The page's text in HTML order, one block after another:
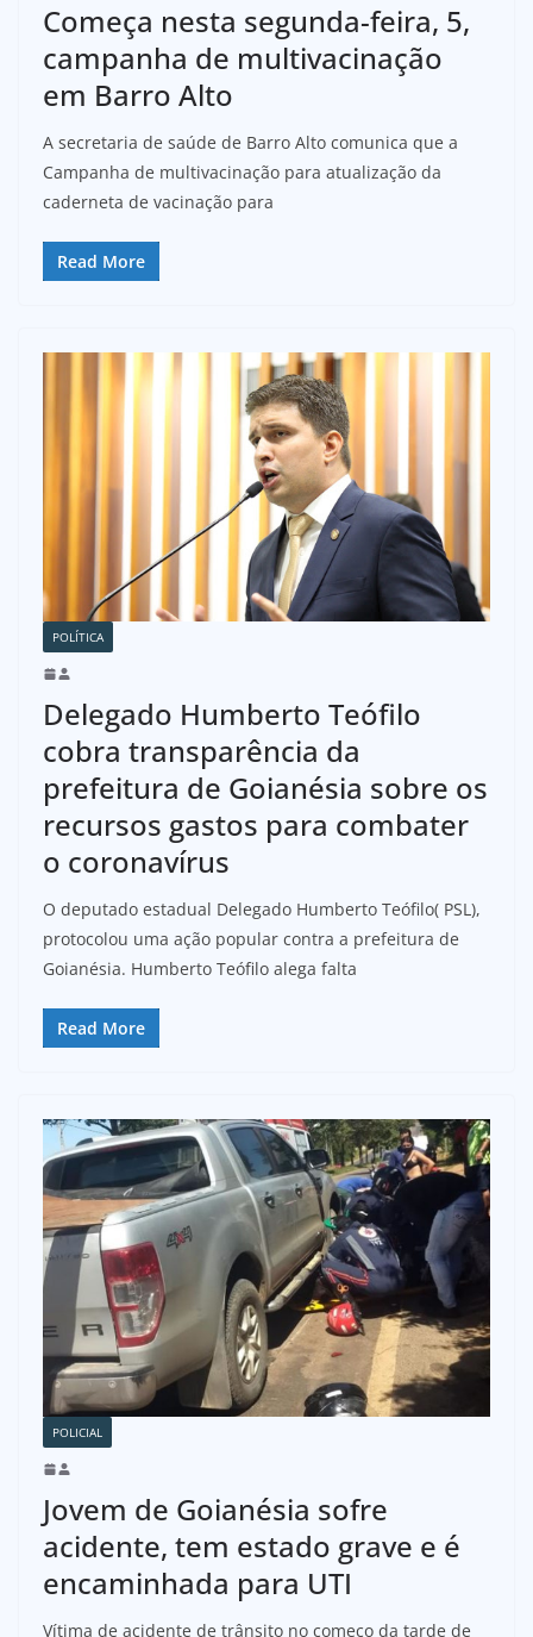
Começa nesta segunda-feira, 5,
campanha de multivacinação
em Barro Alto
A secretaria de saúde de Barro Alto comunica que a
Campanha de multivacinação para atualização da
caderneta de vacinação para
Read More
POLÍTICA
Delegado Humberto Teófilo
cobra transparência da
prefeitura de Goianésia sobre os
recursos gastos para combater
o coronavírus
O deputado estadual Delegado Humberto Teófilo( PSL),
protocolou uma ação popular contra a prefeitura de
Goianésia. Humberto Teófilo alega falta
Read More
POLICIAL
Jovem de Goianésia sofre
acidente, tem estado grave e é
encaminhada para UTI
Vítima de acidente de trânsito no começo da tarde de